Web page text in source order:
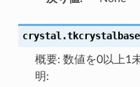
概要: 数値を0以上1
明: